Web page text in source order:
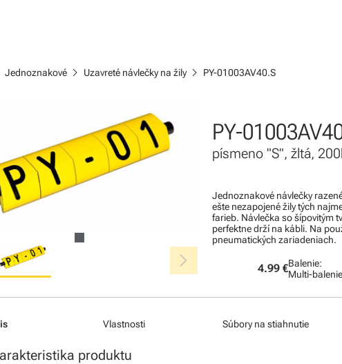
Jednoznakové chevron_right Uzavreté návlečky na žilychevron_right PY-01003AV40.S
chevron_right
PY-
písmeno "S", žltá,
Jednoznakové návlečky
ešte nezapojené žily tých
farieb. Návlečka so šípovitým
perfektne drží na kábli. Na
pneumatických zariadeniach.
4.99 €Balenie:
Multi-balenie
Vlastnosti Súbory na stiahnutie
produktu